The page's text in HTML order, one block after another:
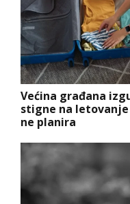
Većina građana
stigne na
ne planira